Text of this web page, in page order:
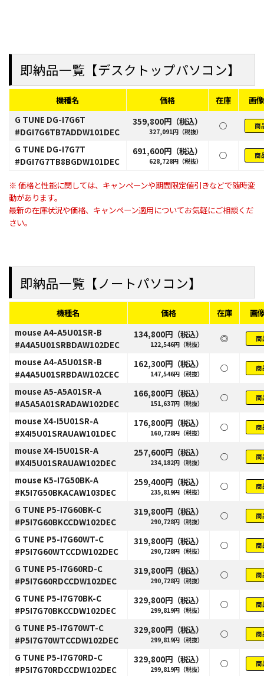
即納品一覧【デスクトップパソコン】
機種名 価格 在庫
画
G TUNE DG-I7G6T
#DGI7G6TB7ADDW101DEC
359,800円（税込）
327,091円（税抜）
○ 商
G TUNE DG-I7G7T
#DGI7G7TB8BGDW101DEC
691,600円（税込）
628,728円（税抜）
○ 商
※ 価格と性能に関しては、キャンペーンや期間限定値引きなどで随時変
動があります。
最新の在庫状況や価格、キャンペーン適用についてお気軽にご相談くだ
さい。
即納品一覧【ノートパソコン】
機種名 価格 在庫
画
mouse A4-A5U01SR-B
#A4A5U01SRBDAW102DEC
134,800円（税込）
122,546円（税抜）
◎ 商
mouse A4-A5U01SR-B
#A4A5U01SRBDAW102CEC
162,300円（税込）
147,546円（税抜）
○ 商
mouse A5-A5A01SR-A
#A5A5A01SRADAW102DEC
166,800円（税込）
151,637円（税抜）
○ 商
mouse X4-I5U01SR-A
#X4I5U01SRAUAW101DEC
176,800円（税込）
160,728円（税抜）
○ 商
mouse X4-I5U01SR-A
#X4I5U01SRAUAW102DEC
257,600円（税込）
234,182円（税抜）
○ 商
mouse K5-I7G50BK-A
#K5I7G50BKACAW103DEC
259,400円（税込）
235,819円（税抜）
○ 商
G TUNE P5-I7G60BK-C
#P5I7G60BKCCDW102DEC
319,800円（税込）
290,728円（税抜）
○ 商
G TUNE P5-I7G60WT-C
#P5I7G60WTCCDW102DEC
319,800円（税込）
290,728円（税抜）
○ 商
G TUNE P5-I7G60RD-C
#P5I7G60RDCCDW102DEC
319,800円（税込）
290,728円（税抜）
○ 商
G TUNE P5-I7G70BK-C
#P5I7G70BKCCDW102DEC
329,800円（税込）
299,819円（税抜）
○ 商
G TUNE P5-I7G70WT-C
#P5I7G70WTCCDW102DEC
329,800円（税込）
299,819円（税抜）
○ 商
G TUNE P5-I7G70RD-C
#P5I7G70RDCCDW102DEC
329,800円（税込）
299,819円（税抜）
○ 商